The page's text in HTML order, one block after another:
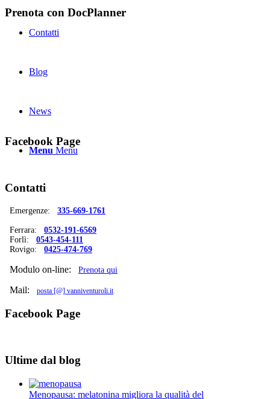
Contatti
Blog
News
Menu Menu
Prenota con DocPlanner
Facebook Page
Contatti
Emergenze: 335-669-1761
Ferrara: 0532-191-6569
Forlì: 0543-454-111
Rovigo: 0425-474-769
Modulo on-line: Prenota qui
Mail: posta [@] vanniventuroli.it
Facebook Page
Ultime dal blog
Menopausa: melatonina migliora la qualità del